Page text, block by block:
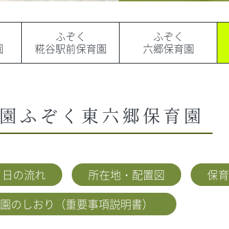
ふぞく
糀谷駅前保育園
ふぞく
六郷保育園
ふぞく東六郷保育園
の流れ 所在地・配置図
保
のしおり（重要事項説明書）